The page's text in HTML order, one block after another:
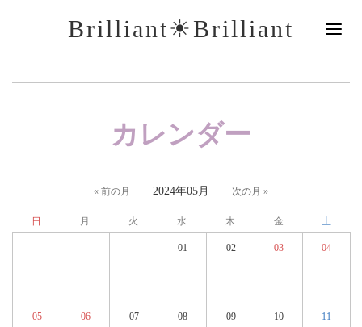
Brilliant☀︎Brilliant
カレンダー
« 前の月 2024年05月 次の月 »
日 月 火 水 木 金 土
01 02 03 04
05 06 07 08 09 10 11